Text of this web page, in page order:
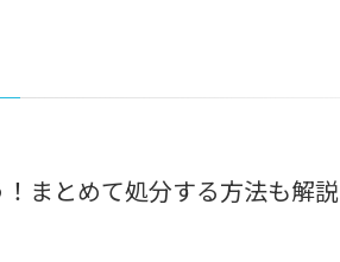
まとめて処分する方法も解説